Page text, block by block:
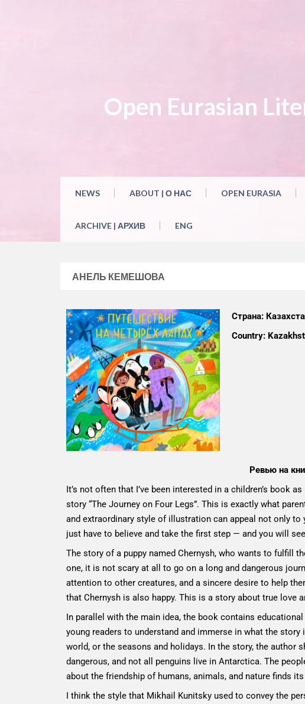
Open Eurasian
NEWS ABOUT | О НАС OPEN EURASIA
ARCHIVE | АРХИВ ENG
АНЕЛЬ КЕМЕШОВА
Страна:
Country:
Ревью на
It’s not often that I’ve been interested in a children’s book
story “The Journey on Four Legs”. This is exactly what
and extraordinary style of illustration can appeal not only
just have to believe and take the first step — and you will
The story of a puppy named Chernysh, who wants to fulfill
one, it is not scary at all to go on a long and dangerous
attention to other creatures, and a sincere desire to help
that Chernysh is also happy. This is a story about true love
In parallel with the main idea, the book contains
young readers to understand and immerse in what the
world, or the seasons and holidays. In the story, the
dangerous, and not all penguins live in Antarctica. The
about the friendship of humans, animals, and nature finds
I think the style that Mikhail Kunitsky used to convey the